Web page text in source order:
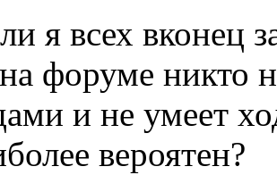
я всех вконец
форуме никто
и не умеет
вероятен?